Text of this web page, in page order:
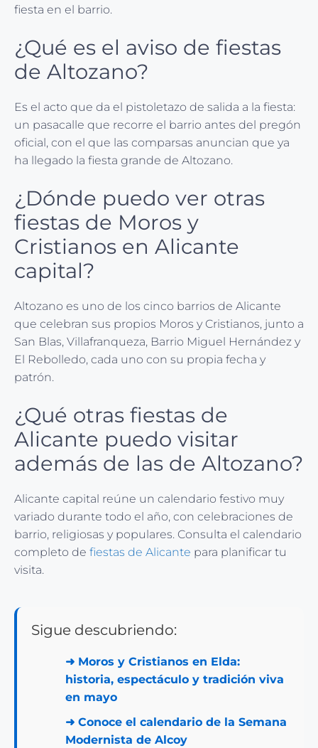
fiesta en el barrio.
¿Qué es el aviso de fiestas
de Altozano?
Es el acto que da el pistoletazo de salida a la fiesta:
un pasacalle que recorre el barrio antes del pregón
oficial, con el que las comparsas anuncian que ya
ha llegado la fiesta grande de Altozano.
¿Dónde puedo ver otras
fiestas de Moros y
Cristianos en Alicante
capital?
Altozano es uno de los cinco barrios de Alicante
que celebran sus propios Moros y Cristianos, junto a
San Blas, Villafranqueza, Barrio Miguel Hernández y
El Rebolledo, cada uno con su propia fecha y
patrón.
¿Qué otras fiestas de
Alicante puedo visitar
además de las de Altozano?
Alicante capital reúne un calendario festivo muy
variado durante todo el año, con celebraciones de
barrio, religiosas y populares. Consulta el calendario
completo de fiestas de Alicante para planificar tu
visita.
Sigue descubriendo:
➜ Moros y Cristianos en Elda:
historia, espectáculo y tradición viva
en mayo
➜ Conoce el calendario de la Semana
Modernista de Alcoy